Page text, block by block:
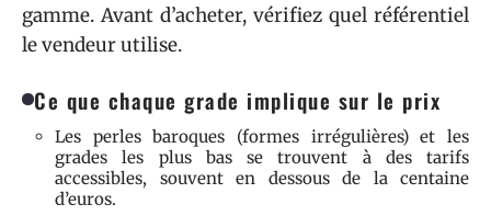
gamme. Avant d’acheter, vérifiez quel référentiel
le vendeur utilise.
Ce que chaque grade implique sur le prix
Les perles baroques (formes irrégulières) et les
grades les plus bas se trouvent à des tarifs
accessibles, souvent en dessous de la centaine
d’euros.